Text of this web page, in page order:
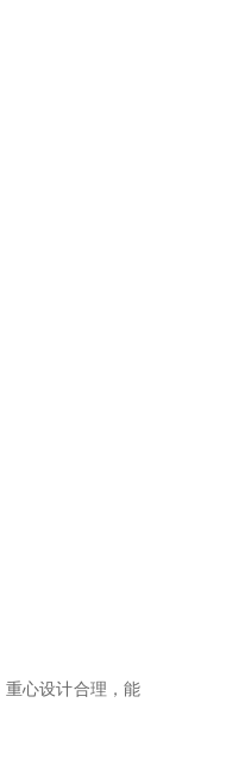
重心设计合理，能